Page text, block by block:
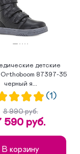
детские
Orthoboom 87397-35
черный я...
(1)
8 990 руб.
590 руб.
В корзину